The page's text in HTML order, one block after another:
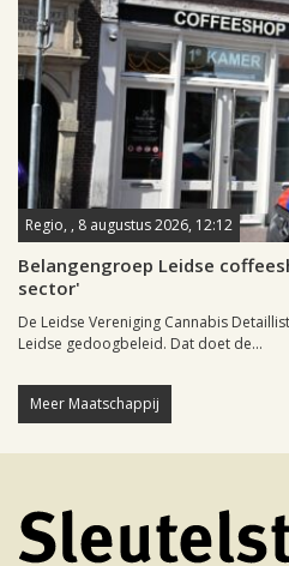
Regio, , 8 augustus 2026, 12:12
Belangengroep Leidse
sector'
De Leidse Vereniging Cannabis
Leidse gedoogbeleid. Dat doet de...
Meer Maatschappij